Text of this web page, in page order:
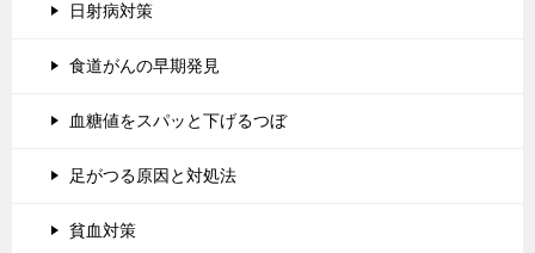
日射病対策
食道がんの早期発見
血糖値をスパッと下げるつぼ
足がつる原因と対処法
貧血対策